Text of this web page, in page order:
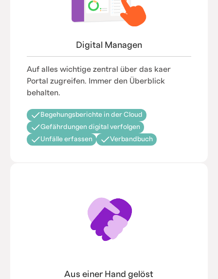
Digital Managen
Auf alles wichtige zentral über das kaer
Portal zugreifen. Immer den Überblick
behalten.
Begehungsberichte in der Cloud
Gefährdungen digital verfolgen
Unfälle erfassen
Verbandbuch
Aus einer Hand gelöst